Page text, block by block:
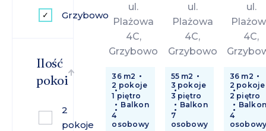
Grzybowo
Ilość
pokoi
2
pokoje
ul.
Plażowa
4C,
Grzybowo
36 m2
2 pokoje
1 piętro
Balkon
4
osobowy
ul.
Plażowa
4C,
Grzybowo
55 m2
3 pokoje
3 piętro
Balkon
7
osobowy
ul.
4C,
36 m2
2 pokoje
2 piętro
4